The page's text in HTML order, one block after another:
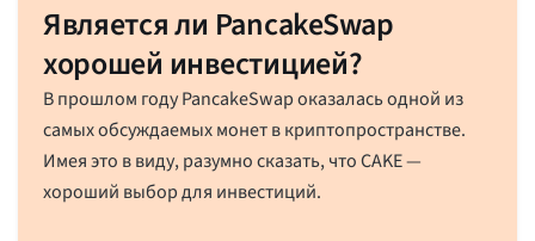
Является ли PancakeSwap
хорошей инвестицией?
В прошлом году PancakeSwap оказалась одной из
самых обсуждаемых монет в криптопространстве.
Имея это в виду, разумно сказать, что CAKE —
хороший выбор для инвестиций.